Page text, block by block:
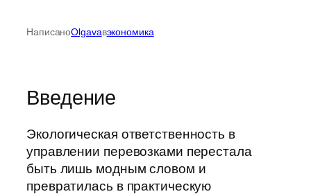
НаписаноOlgavaвэкономика
Введение
Экологическая ответственность в
управлении перевозками перестала
быть лишь модным словом и
превратилась в практическую